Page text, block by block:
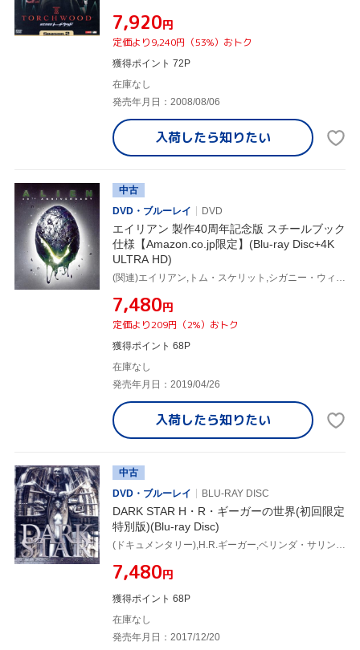
¥7,920円
定価より9,240円（53%）おトク
獲得ポイント 72P
在庫なし
発売年月日：2008/08/06
入荷したら知りたい
中古
DVD・ブルーレイ
DVD
エイリアン 製作40周年記念版 スチールブック
仕様【Amazon.co.jp限定】(Blu-ray Disc+4K
ULTRA HD)
(関連)エイリアン,トム・スケリット,シガニー・ウィーヴァー,ヴェロニカ・カートライト,リドリー・スコット(監督)
¥7,480円
定価より209円（2%）おトク
獲得ポイント 68P
在庫なし
発売年月日：2019/04/26
入荷したら知りたい
中古
DVD・ブルーレイ
BLU-RAY DISC
DARK STAR H・R・ギーガーの世界(初回限定
特別版)(Blu-ray Disc)
(ドキュメンタリー),H.R.ギーガー,ベリンダ・サリン(監督),ピーター・シェラー(音楽)
¥7,480円
獲得ポイント 68P
在庫なし
発売年月日：2017/12/20